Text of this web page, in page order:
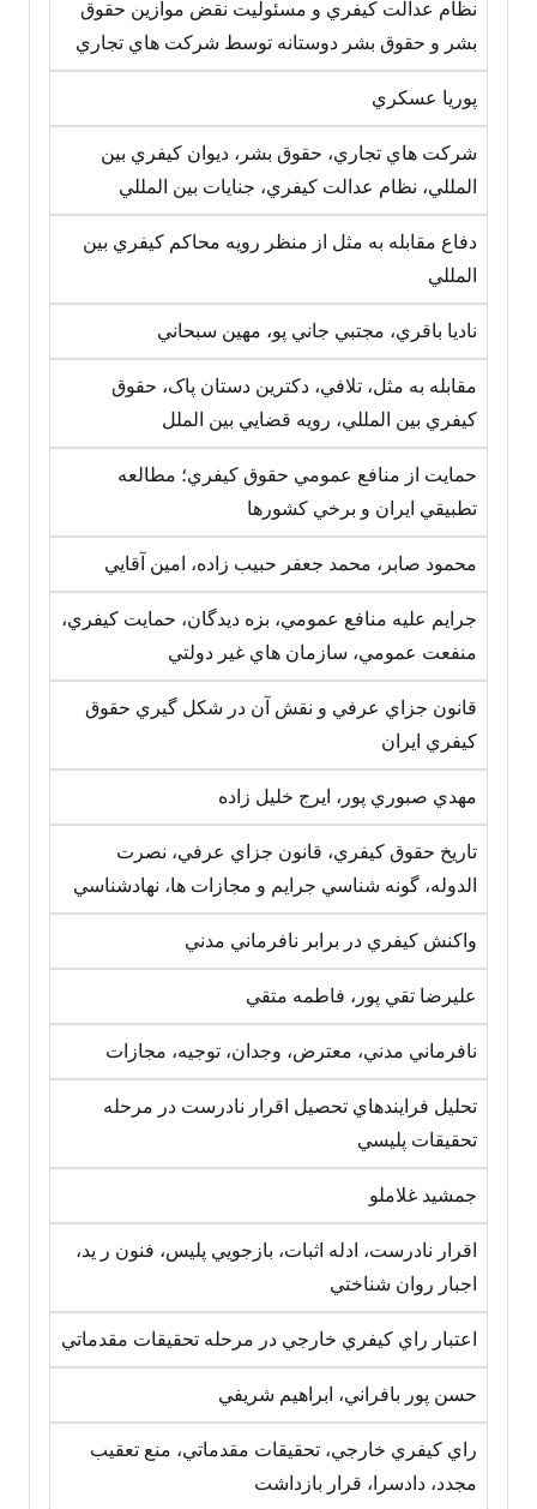
نظام عدالت کيفري و مسئوليت نقض موازين حقوق
بشر و حقوق بشر دوستانه توسط شرکت هاي تجاري
پوريا عسکري
شرکت هاي تجاري، حقوق بشر، ديوان کيفري بين
المللي، نظام عدالت کيفري، جنايات بين المللي
دفاع مقابله به مثل از منظر رويه محاکم کيفري بين
المللي
ناديا باقري، مجتبي جاني پو، مهين سبحاني
مقابله به مثل، تلافي، دکترين دستان پاک، حقوق
کيفري بين المللي، رويه قضايي بين الملل
حمايت از منافع عمومي حقوق کيفري؛ مطالعه
تطبيقي ايران و برخي کشورها
محمود صابر، محمد جعفر حبيب زاده، امين آقايي
جرايم عليه منافع عمومي، بزه ديدگان، حمايت کيفري،
منفعت عمومي، سازمان هاي غير دولتي
قانون جزاي عرفي و نقش آن در شکل گيري حقوق
کيفري ايران
مهدي صبوري پور، ايرج خليل زاده
تاريخ حقوق کيفري، قانون جزاي عرفي، نصرت
الدوله، گونه شناسي جرايم و مجازات ها، نهادشناسي
واکنش کيفري در برابر نافرماني مدني
عليرضا تقي پور، فاطمه متقي
نافرماني مدني، معترض، وجدان، توجيه، مجازات
تحليل فرايندهاي تحصيل اقرار نادرست در مرحله
تحقيقات پليسي
جمشيد غلاملو
اقرار نادرست، ادله اثبات، بازجويي پليس، فنون ر يد،
اجبار روان شناختي
اعتبار راي کيفري خارجي در مرحله تحقيقات مقدماتي
حسن پور بافراني، ابراهيم شريفي
راي کيفري خارجي، تحقيقات مقدماتي، منع تعقيب
مجدد، دادسرا، قرار بازداشت